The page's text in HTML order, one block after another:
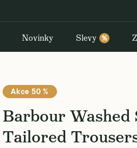
Novinky Slevy %
Akce 50 %
Barbour
Tailored